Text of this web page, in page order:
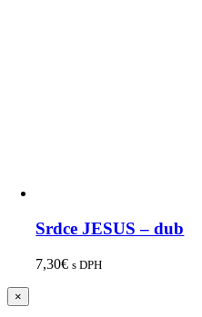
Srdce JESUS – dub
7,30€ s DPH
Zatvoriť
rýchle
×